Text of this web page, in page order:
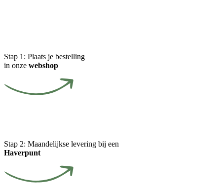
Stap 1: Plaats je bestelling
in onze webshop
Stap 2: Maandelijkse levering bij een
Haverpunt